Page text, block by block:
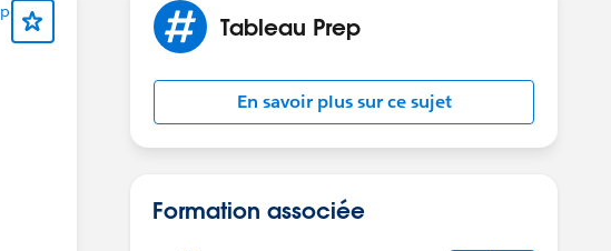
Tableau Prep
En savoir plus sur ce sujet
Formation associée